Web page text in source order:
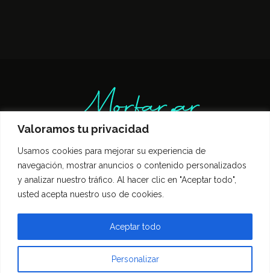
Valoramos tu privacidad
Usamos cookies para mejorar su experiencia de
navegación, mostrar anuncios o contenido personalizados
y analizar nuestro tráfico. Al hacer clic en "Aceptar todo",
usted acepta nuestro uso de cookies.
Personalizar
Aceptar todo
Inicio Entrevistas
Guía Gastronómica
Contacto
Todos los derechos reservados Morfar.ar